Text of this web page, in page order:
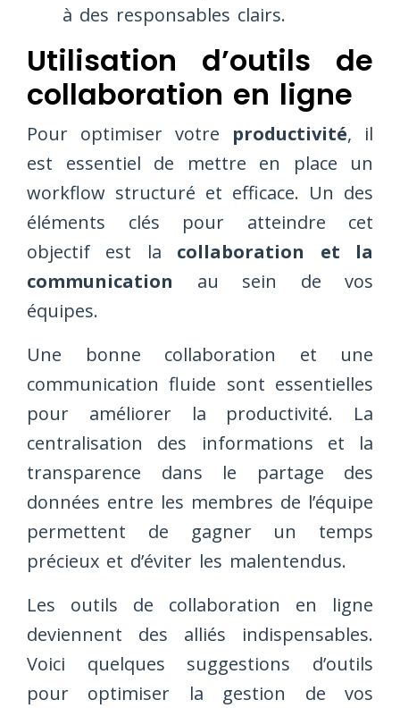
à des responsables clairs.
Utilisation d’outils de
collaboration en ligne
Pour optimiser votre productivité, il
est essentiel de mettre en place un
workflow structuré et efficace. Un des
éléments clés pour atteindre cet
objectif est la collaboration et la
communication au sein de vos
équipes.
Une bonne collaboration et une
communication fluide sont essentielles
pour améliorer la productivité. La
centralisation des informations et la
transparence dans le partage des
données entre les membres de l’équipe
permettent de gagner un temps
précieux et d’éviter les malentendus.
Les outils de collaboration en ligne
deviennent des alliés indispensables.
Voici quelques suggestions d’outils
pour optimiser la gestion de vos